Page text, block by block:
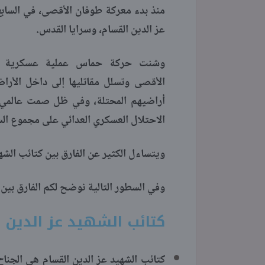
منذ بدء معركة طوفان الأقصى، في
عز الدين القسام، وسرايا القدس.
وشنت حركة حماس عملية عسكرية
الأقصى وتسلل مقاتليها إلى داخل
أراضيهم المحتلة، وفي ظل صمت
الاحتلال العسكري العدائي على مجموع
ويتساءل الكثير عن الفارق بين كتائب
وفي السطور التالية نوضح لكم الفارق
كتائب الشهيد عز الدين
​​​​​​​كتائب الشهيد عز الدين القسام هي